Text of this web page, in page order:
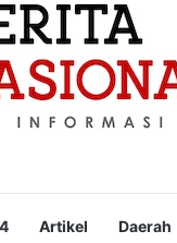
Artikel Daerah